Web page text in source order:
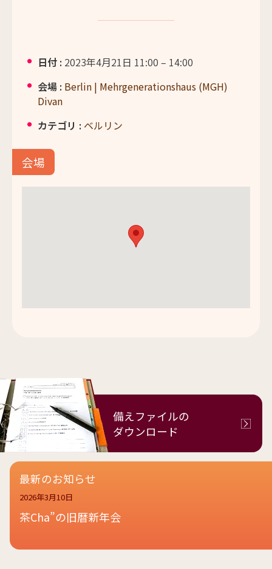
日付 : 2023年4月21日 11:00 – 14:00
会場 : Berlin | Mehrgenerationshaus (MGH)
Divan
カテゴリ : ベルリン
会場
備えファイルの
ダウンロード
最新のお知らせ
2026年3月10日
茶Cha”の旧暦新年会